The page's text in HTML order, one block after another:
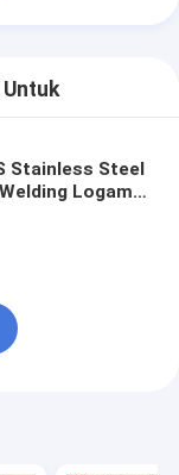
Stainless Steel
Logam